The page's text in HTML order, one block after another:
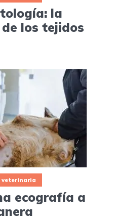
la
los tejidos
veterinaria
ecografía a